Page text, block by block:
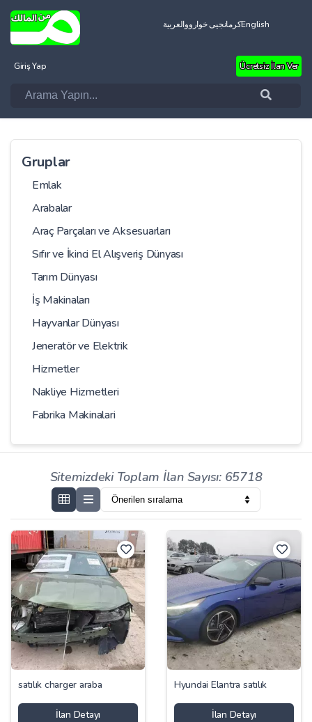
العربيةکرمانجیی خوارووEnglish
Giriş Yap Ücretsiz İlan Ver
Gruplar
Emlak
Arabalar
Araç Parçaları ve Aksesuarları
Sıfır ve İkinci El Alışveriş Dünyası
Tarım Dünyası
İş Makinaları
Hayvanlar Dünyası
Jeneratör ve Elektrik
Hizmetler
Nakliye Hizmetleri
Fabrika Makinalari
Sitemizdeki Toplam İlan Sayısı: 65718
satılık charger araba
İlan Detayı
Hyundai Elantra satılık
İlan Detayı